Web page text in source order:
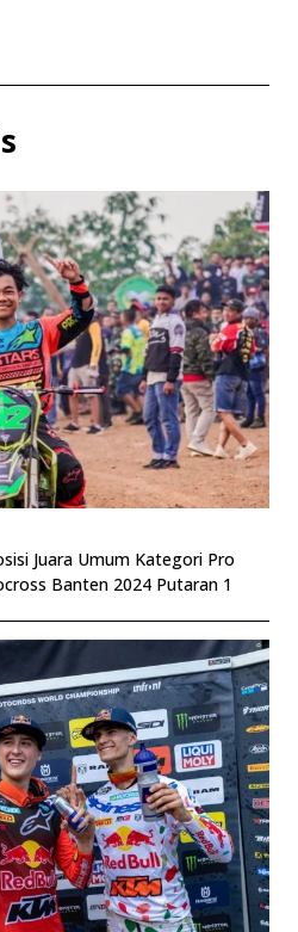
Juara Umum Kategori Pro
Banten 2024 Putaran 1